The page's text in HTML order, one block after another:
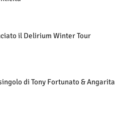
il Delirium Winter Tour
di Tony Fortunato & Angarita